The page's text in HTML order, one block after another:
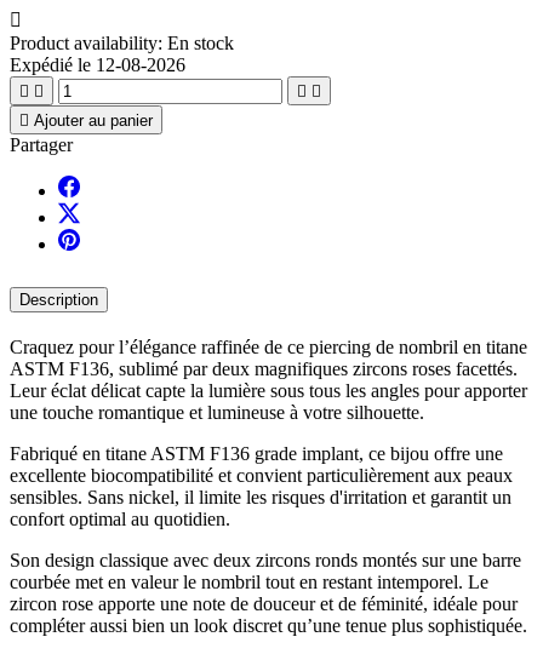

Product availability: En stock
Expédié le 12-08-2026
   
 Ajouter au panier
Partager
Description
Craquez pour l’élégance raffinée de ce piercing de nombril en titane
ASTM F136, sublimé par deux magnifiques zircons roses facettés.
Leur éclat délicat capte la lumière sous tous les angles pour apporter
une touche romantique et lumineuse à votre silhouette.
Fabriqué en titane ASTM F136 grade implant, ce bijou offre une
excellente biocompatibilité et convient particulièrement aux peaux
sensibles. Sans nickel, il limite les risques d'irritation et garantit un
confort optimal au quotidien.
Son design classique avec deux zircons ronds montés sur une barre
courbée met en valeur le nombril tout en restant intemporel. Le
zircon rose apporte une note de douceur et de féminité, idéale pour
compléter aussi bien un look discret qu’une tenue plus sophistiquée.